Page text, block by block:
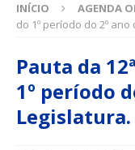
INÍCIO AGENDA
do 1º período do 2º ano
Pauta da
1º período
Legislatura.